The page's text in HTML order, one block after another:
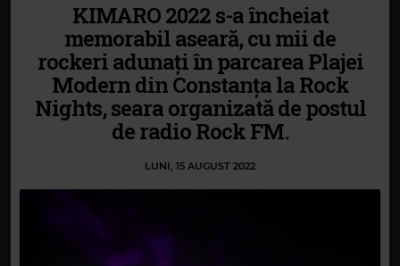
KIMARO 2022 s-a încheiat
memorabil aseară, cu mii de
rockeri adunați în parcarea Plajei
Modern din Constanța la Rock
Nights, seara organizată de postul
de radio Rock FM.
LUNI, 15 AUGUST 2022